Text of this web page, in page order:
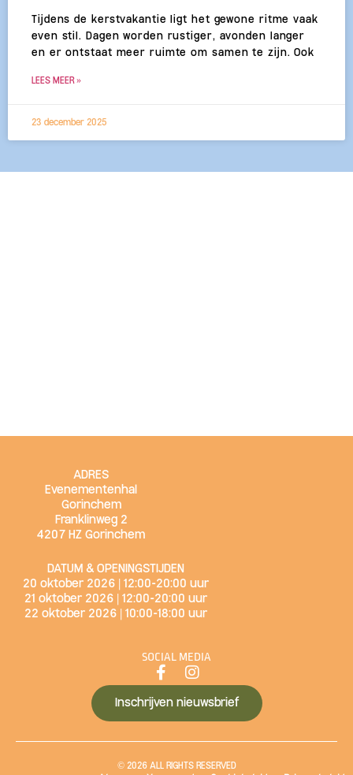
Tijdens de kerstvakantie ligt het gewone ritme vaak
even stil. Dagen worden rustiger, avonden langer
en er ontstaat meer ruimte om samen te zijn. Ook
LEES MEER »
23 december 2025
ADRES
Evenementenhal
Gorinchem
Franklinweg 2
4207 HZ Gorinchem
DATUM & OPENINGSTIJDEN
20 oktober 2026 | 12:00-20:00 uur
21 oktober 2026 | 12:00-20:00 uur
22 oktober 2026 | 10:00-18:00 uur
SOCIAL MEDIA
Inschrijven nieuwsbrief
© 2026 ALL RIGHTS RESERVED